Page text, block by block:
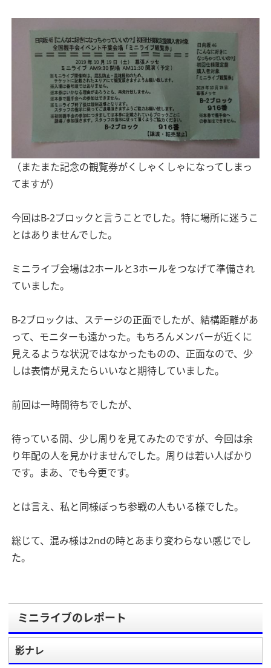
（またまた記念の観覧券がくしゃくしゃになってしまっ
てますが）
今回はB-2ブロックと言うことでした。特に場所に迷うこ
とはありませんでした。
ミニライブ会場は2ホールと3ホールをつなげて準備され
ていました。
B-2ブロックは、ステージの正面でしたが、結構距離があ
って、モニターも遠かった。もちろんメンバーが近くに
見えるような状況ではなかったものの、正面なので、少
しは表情が見えたらいいなと期待していました。
前回は一時間待ちでしたが、
待っている間、少し周りを見てみたのですが、今回は余
り年配の人を見かけませんでした。周りは若い人ばかり
です。まあ、でも今更です。
とは言え、私と同様ぼっち参戦の人もいる様でした。
総じて、混み様は2ndの時とあまり変わらない感じでし
た。
ミニライブのレポート
影ナレ